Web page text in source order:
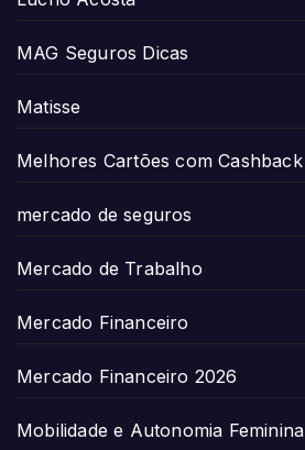
MAG Seguros Dicas
Matisse
Melhores Cartões com Cashback
mercado de seguros
Mercado de Trabalho
Mercado Financeiro
Mercado Financeiro 2026
Mobilidade e Autonomia Feminina